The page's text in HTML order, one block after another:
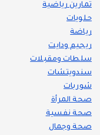
تمارين رياضية
حلويات
رياضة
ريجيم ودايت
سلطات ومقبلات
سندويتشات
شوربات
صحة المرأة
صحة نفسية
صحة وجمال